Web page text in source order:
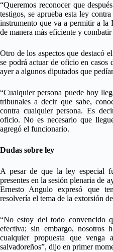
“Queremos reconocer que
testigos, se aprueba esta ley
instrumento que va a permitir a la
de manera más eficiente y
Otro de los aspectos que destacó
se podrá actuar de oficio en casos
ayer a algunos diputados que
“Cualquier persona puede hoy
tribunales a decir que sabe,
contra cualquier persona. Es
oficio. No es necesario que
agregó el funcionario.
Dudas sobre ley
A pesar de que la ley especial
presentes en la sesión plenaria de
Ernesto Angulo expresó que
resolvería el tema de la extorsión
“No estoy del todo convencido
efectiva; sin embargo, nosotros
cualquier propuesta que
salvadoreños”, dijo en primer